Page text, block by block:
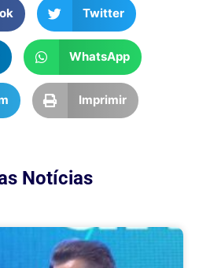
Twitter
WhatsApp
Imprimir
Notícias